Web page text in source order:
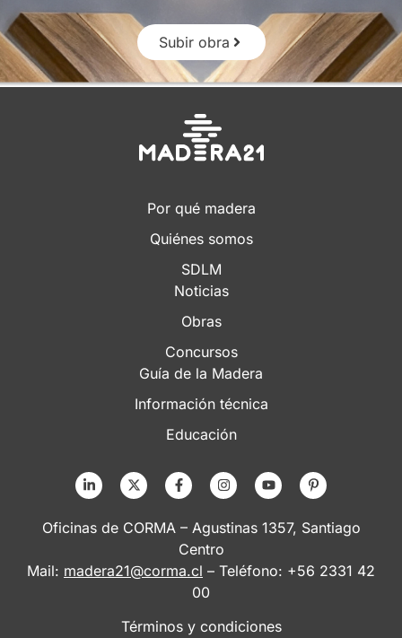
Subir obra
Por qué madera
Quiénes somos
SDLM
Noticias
Obras
Concursos
Guía de la Madera
Información técnica
Educación
Oficinas de CORMA – Agustinas 1357, Santiago
Centro
Mail: madera21@corma.cl – Teléfono: +56 2331 42
00
Términos y condiciones